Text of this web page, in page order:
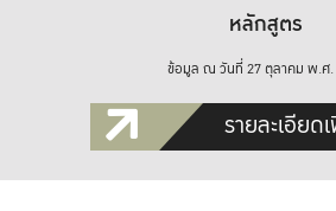
หลักสูตร
ข้อมูล ณ วันที่ 27 ตุลาคม พ.ศ.
รายละเอียด